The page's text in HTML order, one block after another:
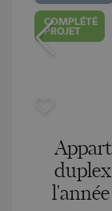
COMPLÉTÉ
PROJET